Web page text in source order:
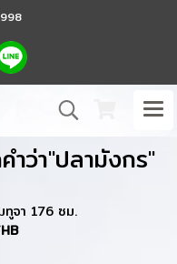
ว่า"ปลามังกร"
จา 176 ซม.